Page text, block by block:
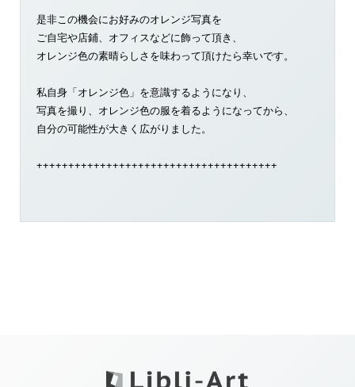
是非この機会にお好みのオレンジ写真を
ご自宅や店鋪、オフィスなどに飾って頂き、
オレンジ色の素晴らしさを味わって頂けたら幸いです。
私自身「オレンジ色」を意識するようになり、
写真を撮り、オレンジ色の服を着るようになってから、
自分の可能性が大きく広がりました。
++++++++++++++++++++++++++++++++++++++